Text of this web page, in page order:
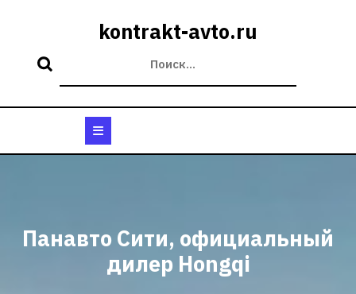
kontrakt-avto.ru
Панавто Сити, официальный
дилер Hongqi